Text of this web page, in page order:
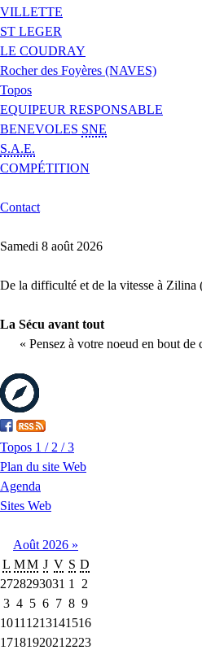
VILLETTE
ST LEGER
LE COUDRAY
Rocher des Foyères (NAVES)
Topos
EQUIPEUR RESPONSABLE
BENEVOLES SNE
S.A.E.
COMPÉTITION
Contact
Samedi 8 août 2026
De la difficulté et de la vitesse à
La Sécu avant tout
« Pensez à votre noeud en bout de
Topos 1 / 2 / 3
Plan du site Web
Agenda
Sites Web
Août 2026 »
L MM J V S D
2728293031 1
2
3 4 5 6 7 8 9
1011 1213141516
1718192021 2223